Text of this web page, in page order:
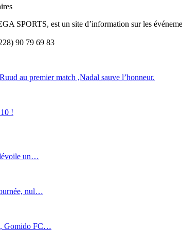
SPORTS, est un site d’information sur les
90 79 69 83
au premier match ,Nadal sauve l’honneur.
!
un…
nul…
Gomido FC…